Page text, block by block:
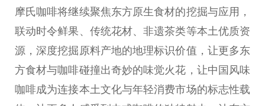
摩氏咖啡将继续聚焦东方原生食材的挖掘与应用，
联动时令鲜果、传统花材、非遗茶类等本土优质资
源，深度挖掘原料产地的地理标识价值，让更多东
方食材与咖啡碰撞出奇妙的味觉火花，让中国风味
咖啡成为连接本土文化与年轻消费市场的标志性载